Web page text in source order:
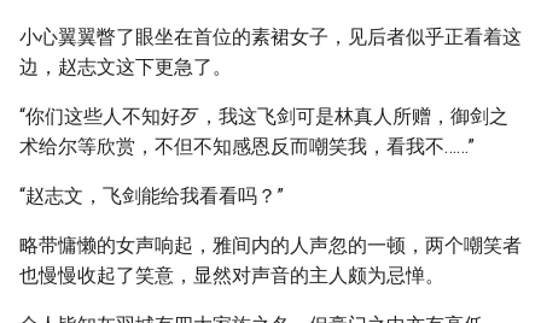
小心翼翼瞥了眼坐在首位的素裙女子，见后者似乎正看着这
边，赵志文这下更急了。
“你们这些人不知好歹，我这飞剑可是林真人所赠，御剑之
术给尔等欣赏，不但不知感恩反而嘲笑我，看我不……”
“赵志文，飞剑能给我看看吗？”
略带慵懒的女声响起，雅间内的人声忽的一顿，两个嘲笑者
也慢慢收起了笑意，显然对声音的主人颇为忌惮。